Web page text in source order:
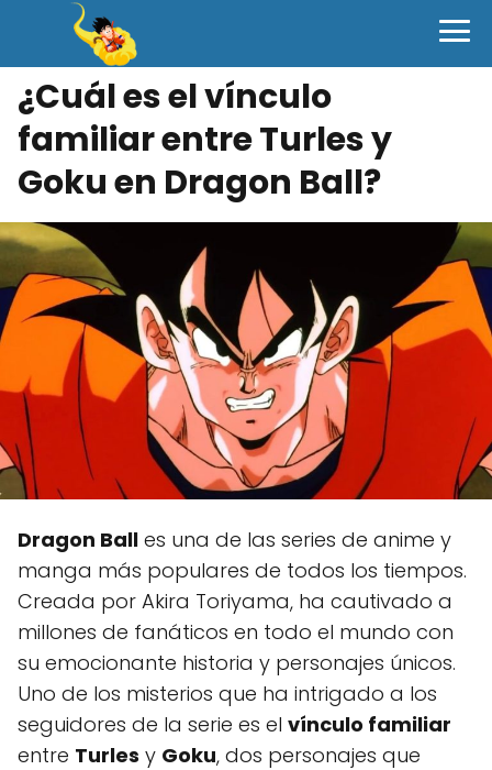
¿Cuál es el vínculo
familiar entre Turles y
Goku en Dragon Ball?
Dragon Ball es una de las series de anime y
manga más populares de todos los tiempos.
Creada por Akira Toriyama, ha cautivado a
millones de fanáticos en todo el mundo con
su emocionante historia y personajes únicos.
Uno de los misterios que ha intrigado a los
seguidores de la serie es el vínculo familiar
entre Turles y Goku, dos personajes que